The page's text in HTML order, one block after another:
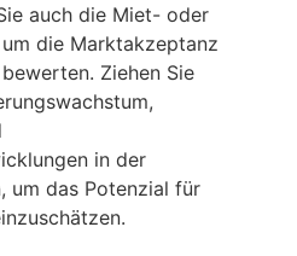
auch die Miet- oder
die Marktakzeptanz
Ziehen Sie
in der
um das Potenzial für